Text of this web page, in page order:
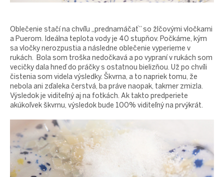
Náš
Prihlásenie
Oblečenie stačí na chvíľu ,,prednamáčať” so žlčovými vločkami
a Puerom. Ideálna teplota vody je 40 stupňov. Počkáme, kým
sa vločky nerozpustia a následne oblečenie vyperieme v
rukách. Bola som troška nedočkavá a po vypraní v rukách som
vecičky dala hneď do práčky s ostatnou bielizňou. Už po chvíli
čistenia som videla výsledky. Škvrna, a to napriek tomu, že
nebola ani zďaleka čerstvá, ba práve naopak, takmer zmizla.
Výsledok je viditeľný aj na fotkách. Ak takto predperiete
akúkoľvek škvrnu, výsledok bude 100% viditeľný na prvýkrát.